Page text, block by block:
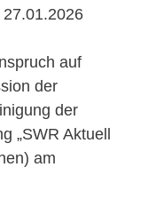
auf
der
der
„SWR Aktuell
am